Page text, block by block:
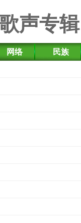
声专辑
网络 民族